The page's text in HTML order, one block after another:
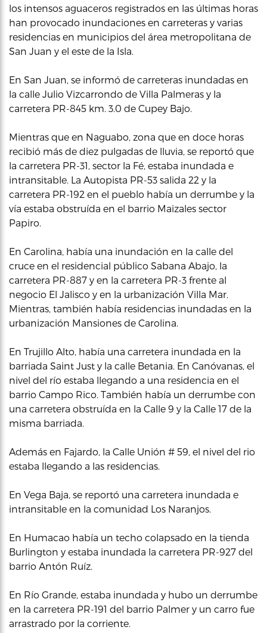
los intensos aguaceros registrados en las últimas horas
han provocado inundaciones en carreteras y varias
residencias en municipios del área metropolitana de
San Juan y el este de la Isla.
En San Juan, se informó de carreteras inundadas en
la calle Julio Vizcarrondo de Villa Palmeras y la
carretera PR-845 km. 3.0 de Cupey Bajo.
Mientras que en Naguabo, zona que en doce horas
recibió más de diez pulgadas de lluvia, se reportó que
la carretera PR-31, sector la Fé, estaba inundada e
intransitable. La Autopista PR-53 salida 22 y la
carretera PR-192 en el pueblo había un derrumbe y la
vía estaba obstruída en el barrio Maizales sector
Papiro.
En Carolina, había una inundación en la calle del
cruce en el residencial público Sabana Abajo, la
carretera PR-887 y en la carretera PR-3 frente al
negocio El Jalisco y en la urbanización Villa Mar.
Mientras, también había residencias inundadas en la
urbanización Mansiones de Carolina.
En Trujillo Alto, había una carretera inundada en la
barriada Saint Just y la calle Betania. En Canóvanas, el
nivel del río estaba llegando a una residencia en el
barrio Campo Rico. También había un derrumbe con
una carretera obstruída en la Calle 9 y la Calle 17 de la
misma barriada.
Además en Fajardo, la Calle Unión # 59, el nivel del rio
estaba llegando a las residencias.
En Vega Baja, se reportó una carretera inundada e
intransitable en la comunidad Los Naranjos.
En Humacao había un techo colapsado en la tienda
Burlington y estaba inundada la carretera PR-927 del
barrio Antón Ruíz.
En Río Grande, estaba inundada y hubo un derrumbe
en la carretera PR-191 del barrio Palmer y un carro fue
arrastrado por la corriente.